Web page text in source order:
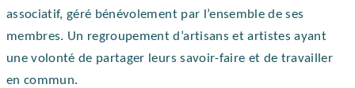
associatif, géré bénévolement par l’ensemble de ses
membres. Un regroupement d’artisans et artistes ayant
une volonté de partager leurs savoir-faire et de travailler
en commun.